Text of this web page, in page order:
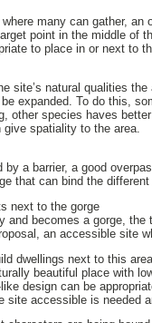
many can gather,
point in the middle of
to place in or next to
site’s natural qualities
expanded. To do this,
other species haves
give spatiality to the area.
by a barrier, a good
that can bind the
next to the gorge
and becomes a gorge,
an accessible site
dwellings next to this
beautiful place with
design can be
site accessible is needed